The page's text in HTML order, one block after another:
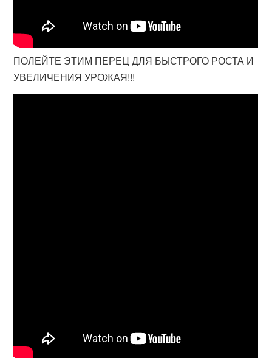
ПОЛЕЙТЕ ЭТИМ ПЕРЕЦ ДЛЯ БЫСТРОГО РОСТА И
УВЕЛИЧЕНИЯ УРОЖАЯ!!!